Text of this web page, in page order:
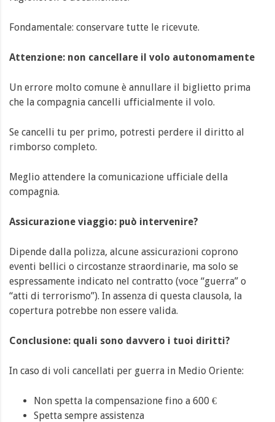
Fondamentale: conservare tutte le ricevute.
Attenzione: non cancellare il volo autonomamente
Un errore molto comune è annullare il biglietto prima
che la compagnia cancelli ufficialmente il volo.
Se cancelli tu per primo, potresti perdere il diritto al
rimborso completo.
Meglio attendere la comunicazione ufficiale della
compagnia.
Assicurazione viaggio: può intervenire?
Dipende dalla polizza, alcune assicurazioni coprono
eventi bellici o circostanze straordinarie, ma solo se
espressamente indicato nel contratto (voce “guerra” o
“atti di terrorismo”). In assenza di questa clausola, la
copertura potrebbe non essere valida.
Conclusione: quali sono davvero i tuoi diritti?
In caso di voli cancellati per guerra in Medio Oriente:
Non spetta la compensazione fino a 600 €
Spetta sempre assistenza